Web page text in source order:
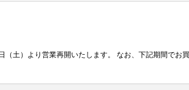
土）より営業再開いたします。 なお、下記期間でお